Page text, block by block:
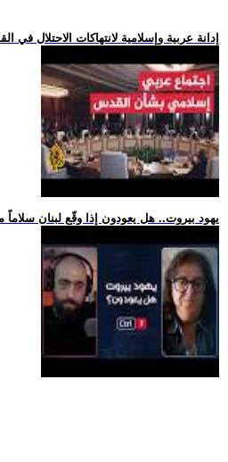
.. إدانة عربية وإسلامية لانتهاكات الاحتلال في
.. يهود بيروت.. هل يعودون إذا وقّع لبنان سلاماً